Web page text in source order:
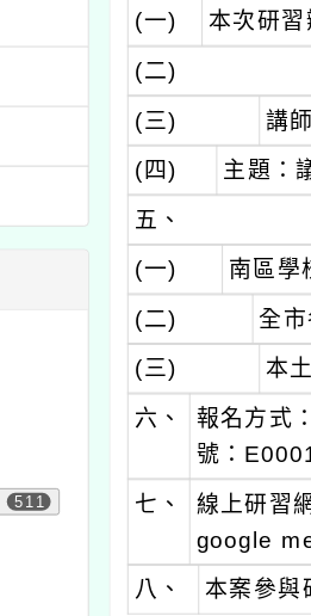
511
(一)
本次研
(二)
(三)
講
(四) 主題：
五、
(一)
南區學
(二)
全
(三)
本
六、 報名方式
號：
七、
線上研習
google
八、
本案參與